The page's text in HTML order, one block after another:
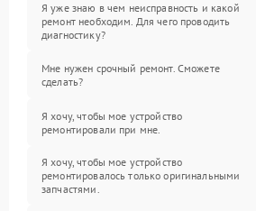
Я уже знаю в чем неисправность и какой
ремонт необходим. Для чего проводить
диагностику?
Мне нужен срочный ремонт. Сможете
сделать?
Я хочу, чтобы мое устройство
ремонтировали при мне.
Я хочу, чтобы мое устройство
ремонтировалось только оригинальными
запчастями.